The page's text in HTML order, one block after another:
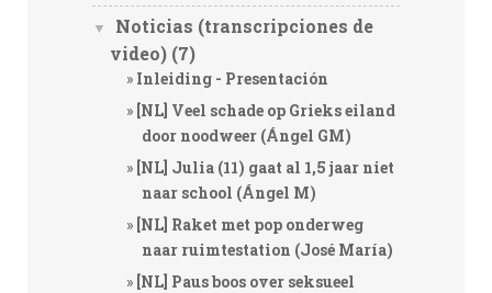
▼
Noticias (transcripciones de
video) (7)
Inleiding - Presentación
[NL] Veel schade op Grieks eiland
door noodweer (Ángel GM)
[NL] Julia (11) gaat al 1,5 jaar niet
naar school (Ángel M)
[NL] Raket met pop onderweg
naar ruimtestation (José María)
[NL] Paus boos over seksueel